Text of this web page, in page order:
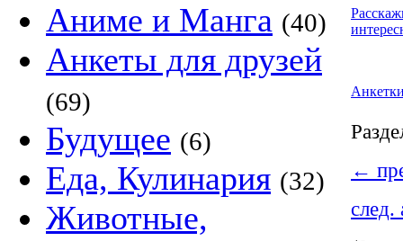
Аниме и Манга (40)
Анкеты для друзей
(69)
Будущее (6)
Еда, Кулинария (32)
Животные,
←
след.